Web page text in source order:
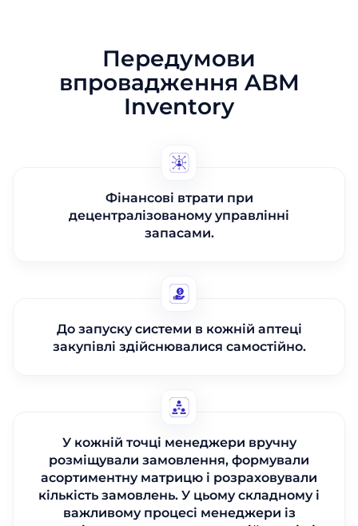
Передумови
впровадження ABM
Inventory
Фінансові втрати при
децентралізованому управлінні
запасами.
До запуску системи в кожній аптеці
закупівлі здійснювалися самостійно.
У кожній точці менеджери вручну
розміщували замовлення, формували
асортиментну матрицю і розраховували
кількість замовлень. У цьому складному і
важливому процесі менеджери із